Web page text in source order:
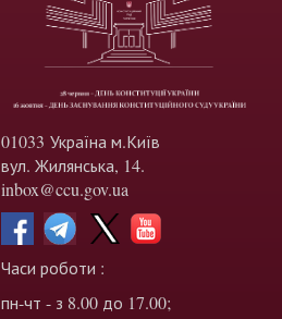
01033 Україна м.Київ
вул. Жилянська, 14.
inbox@ccu.gov.ua
Часи роботи :
пн-чт - з 8.00 до 17.00;